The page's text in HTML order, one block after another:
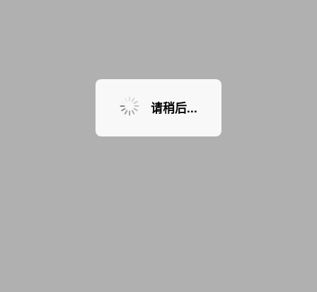
暂无课程，敬请期待
请稍后...